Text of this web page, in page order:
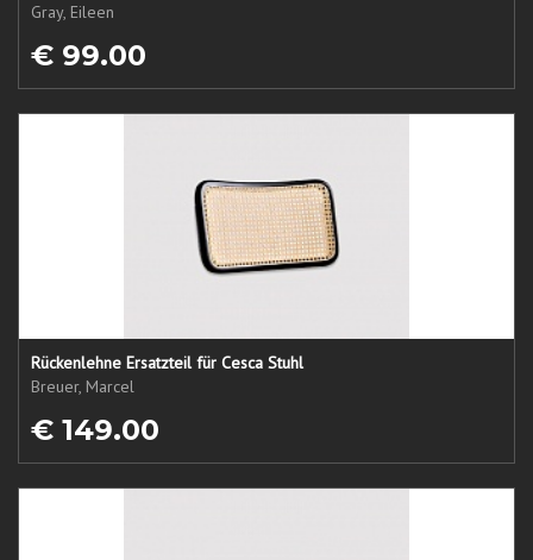
Gray, Eileen
€ 99.00
Rückenlehne Ersatzteil für Cesca Stuhl
Breuer, Marcel
€ 149.00